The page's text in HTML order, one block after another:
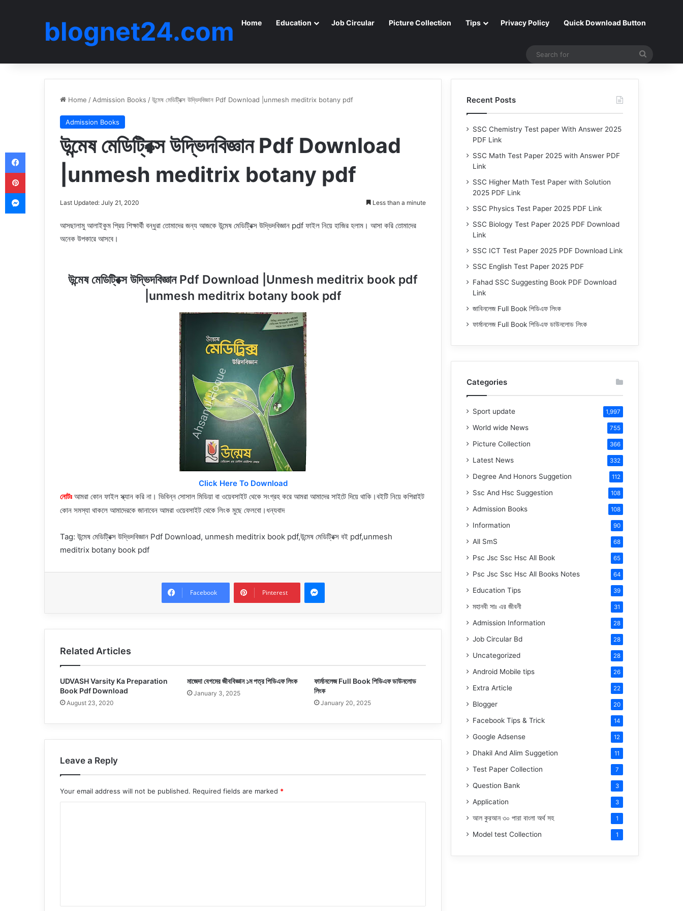
blognet24.com Home Education Job Circular Picture Collection Tips Privacy Policy Quick Download Button
Home / Admission Books /উন্মেষ মেডিট্রিক্স উদ্ভিদবিজ্ঞান Pdf Download |unmesh meditrix botany pdf
Admission Books
উন্মেষ মেডিট্রিক্স উদ্ভিদবিজ্ঞান Pdf Download
|unmesh meditrix botany pdf
Last Updated: July 21, 2020 Less than a minute
আসছালামু আলাইকুম প্রিয় শিক্ষার্থী বন্ধুরা তোমাদের জন্য আজকে উন্মেষ মেডিট্রিক্স উদ্ভিদবিজ্ঞান pdf ফাইল নিয়ে হাজির হলাম। আসা করি তোমাদের
অনেক উপকারে আসবে।
উন্মেষ মেডিট্রিক্স উদ্ভিদবিজ্ঞান Pdf Download |Unmesh meditrix book pdf
unmesh meditrix botany book pdf
Click Here To Download
নোটঃ আমরা কোন ফাইলস্ক্যান করি না। ভিবিন্ন সোসাল মিডিয়া বা ওয়েবসাইট থেকে সংগ্রহ করে আমরা আমাদের সাইটে দিয়ে থাকি।বইটি নিয়ে কপিরাইট
কোন সমস্যা থাকলে আমাদেরকে জানাবেন আমরা ওয়েবসাইট থেকে লিংক মুছে ফেলবো।ধন্যবাদ
Tag: উন্মেষ মেডিট্রিক্স উদ্ভিদবিজ্ঞান Pdf Download, unmesh meditrix book pdf,উন্মেষ মেডিট্রিক্স বই pdf,unmesh
meditrix botany book pdf
Facebook Pinterest
Messenger
Related Articles
UDVASH Varsity Ka Preparation
Book Pdf Download
August 23, 2020
মাজেদা বেগমের জীববিজ্ঞান ১ম পত্র পিডিএফ লিংক
January 3, 2025
ফার্মানলেজ Full Book পিডিএফ ডাউনলোড
লিংক
January 20, 2025
Leave a Reply
Your email address will not be published. Required fields are marked *
Recent Posts
SSC Chemistry Test paper With Answer 2025
PDF Link
SSC Math Test Paper 2025 with Answer PDF
Link
SSC Higher Math Test Paper with Solution
2025 PDF Link
SSC Physics Test Paper 2025 PDF Link
SSC Biology Test Paper 2025 PDF Download
Link
SSC ICT Test Paper 2025 PDF Download Link
SSC English Test Paper 2025 PDF
Fahad SSC Suggesting Book PDF Download
Link
জাবিনলেজ Full Book পিডিএফ লিংক
ফার্মানলেজ Full Book পিডিএফ ডাউনলোড লিংক
Categories
Sport update 1,997
World wide News 755
Picture Collection 366
Latest News 332
Degree And Honors Suggetion 112
Ssc And Hsc Suggestion 108
Admission Books 108
Information 90
All SmS 68
Psc Jsc Ssc Hsc All Book 65
Psc Jsc Ssc Hsc All Books Notes 64
Education Tips 39
মহানবীসাঃ এর জীবনী 31
Admission Information 28
Job Circular Bd 28
Uncategorized 28
Android Mobile tips 26
Extra Article 22
Blogger 20
Facebook Tips & Trick 14
Google Adsense 12
Dhakil And Alim Suggetion 11
Test Paper Collection 7
Question Bank 3
Application 3
আল কুরআন ৩০ পারা বাংলা অর্থ সহ 1
Model test Collection 1
Facebook
Pinterest
Messenger